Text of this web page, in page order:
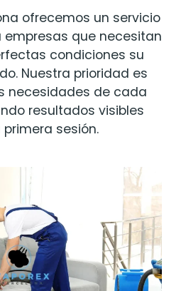
ofrecemos un servicio
que necesitan
condiciones su
Nuestra prioridad es
necesidades de cada
resultados visibles
sesión.